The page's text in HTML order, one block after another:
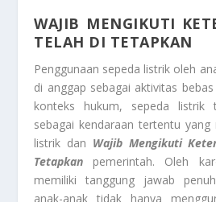
WAJIB MENGIKUTI
TELAH DI TETAPKAN
Penggunaan sepeda listrik oleh
di anggap sebagai aktivitas
konteks hukum, sepeda listrik
sebagai kendaraan tertentu
listrik dan Wajib Mengikuti
Tetapkan pemerintah. Oleh
memiliki tanggung jawab
anak-anak tidak hanya